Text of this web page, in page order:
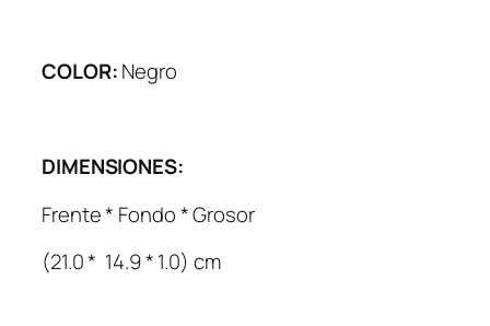
COLOR:Negro
DIMENSIONES:
Frente * Fondo * Grosor
(21.0 * 14.9 * 1.0) cm